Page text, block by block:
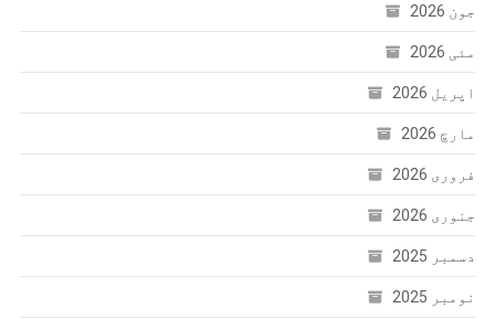
جون 2026
مئی 2026
اپریل 2026
مارچ 2026
فروری 2026
جنوری 2026
دسمبر 2025
نومبر 2025